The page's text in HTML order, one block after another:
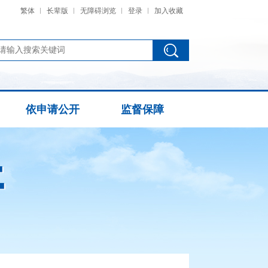
繁体 长辈版 无障碍浏览 登录 加入收藏
依申请公开 监督保障